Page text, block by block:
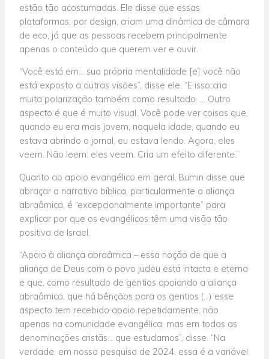
estão tão acostumadas. Ele disse que essas
plataformas, por design, criam uma dinâmica de câmara
de eco, já que as pessoas recebem principalmente
apenas o conteúdo que querem ver e ouvir.
“Você está em… sua própria mentalidade [e] você não
está exposto a outras visões”, disse ele. “E isso cria
muita polarização também como resultado. … Outro
aspecto é que é muito visual. Você pode ver coisas que,
quando eu era mais jovem, naquela idade, quando eu
estava abrindo o jornal, eu estava lendo. Agora, eles
veem. Não leem; eles veem. Cria um efeito diferente.”
Quanto ao apoio evangélico em geral, Bumin disse que
abraçar a narrativa bíblica, particularmente a aliança
abraâmica, é “excepcionalmente importante” para
explicar por que os evangélicos têm uma visão tão
positiva de Israel.
“Apoio à aliança abraâmica – essa noção de que a
aliança de Deus com o povo judeu está intacta e eterna
e que, como resultado de gentios apoiando a aliança
abraâmica, que há bênçãos para os gentios (…) esse
aspecto tem recebido apoio repetidamente, não
apenas na comunidade evangélica, mas em todas as
denominações cristãs… que estudamos”, disse. “Na
verdade, em nossa pesquisa de 2024, essa é a variável